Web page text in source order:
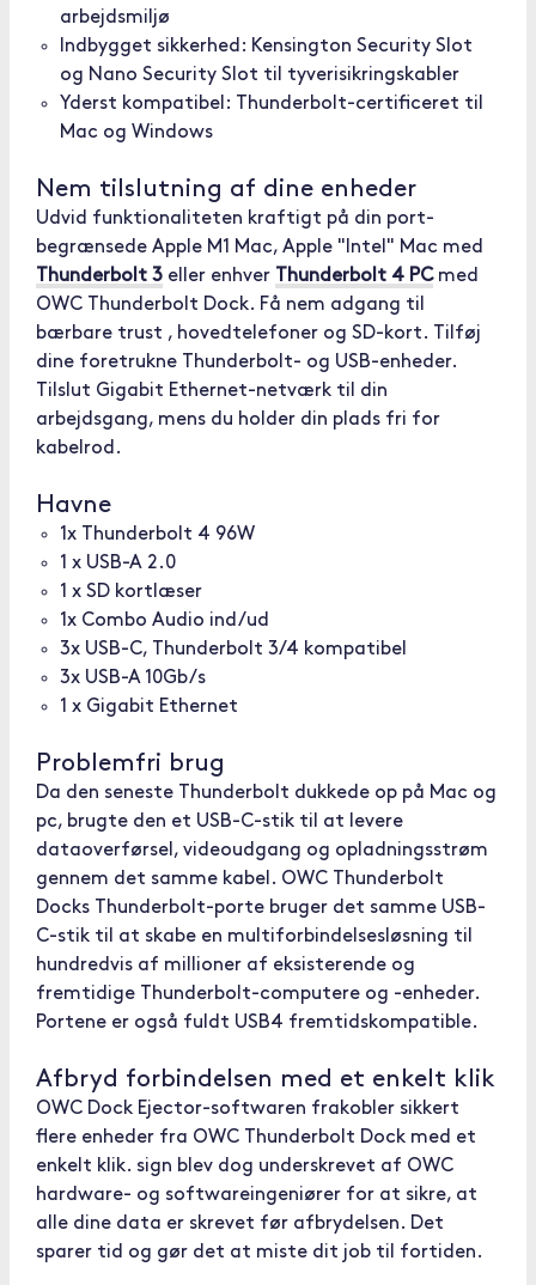
arbejdsmiljø
Indbygget sikkerhed: Kensington Security Slot
og Nano Security Slot til tyverisikringskabler
Yderst kompatibel: Thunderbolt-certificeret til
Mac og Windows
Nem tilslutning af dine enheder
Udvid funktionaliteten kraftigt på din port-
begrænsede Apple M1 Mac, Apple "Intel" Mac med
Thunderbolt 3 eller enhver Thunderbolt 4 PCmed
OWC Thunderbolt Dock. Få nem adgang til
bærbare trust , hovedtelefoner og SD-kort. Tilføj
dine foretrukne Thunderbolt- og USB-enheder.
Tilslut Gigabit Ethernet-netværk til din
arbejdsgang, mens du holder din plads fri for
kabelrod.
Havne
1x Thunderbolt 4 96W
1 x USB-A 2.0
1 x SD kortlæser
1x Combo Audio ind/ud
3x USB-C, Thunderbolt 3/4 kompatibel
3x USB-A 10Gb/s
1 x Gigabit Ethernet
Problemfri brug
Da den seneste Thunderbolt dukkede op på Mac og
pc, brugte den et USB-C-stik til at levere
dataoverførsel, videoudgang og opladningsstrøm
gennem det samme kabel. OWC Thunderbolt
Docks Thunderbolt-porte bruger det samme USB-
C-stik til at skabe en multiforbindelsesløsning til
hundredvis af millioner af eksisterende og
fremtidige Thunderbolt-computere og -enheder.
Portene er også fuldt USB4 fremtidskompatible.
Afbryd forbindelsen med et enkelt klik
OWC Dock Ejector-softwaren frakobler sikkert
flere enheder fra OWC Thunderbolt Dock med et
enkelt klik. sign blev dog underskrevet af OWC
hardware- og softwareingeniører for at sikre, at
alle dine data er skrevet før afbrydelsen. Det
sparer tid og gør det at miste dit job til fortiden.